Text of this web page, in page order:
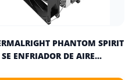
PHANTOM SPIRIT
ENFRIADOR DE AIRE...